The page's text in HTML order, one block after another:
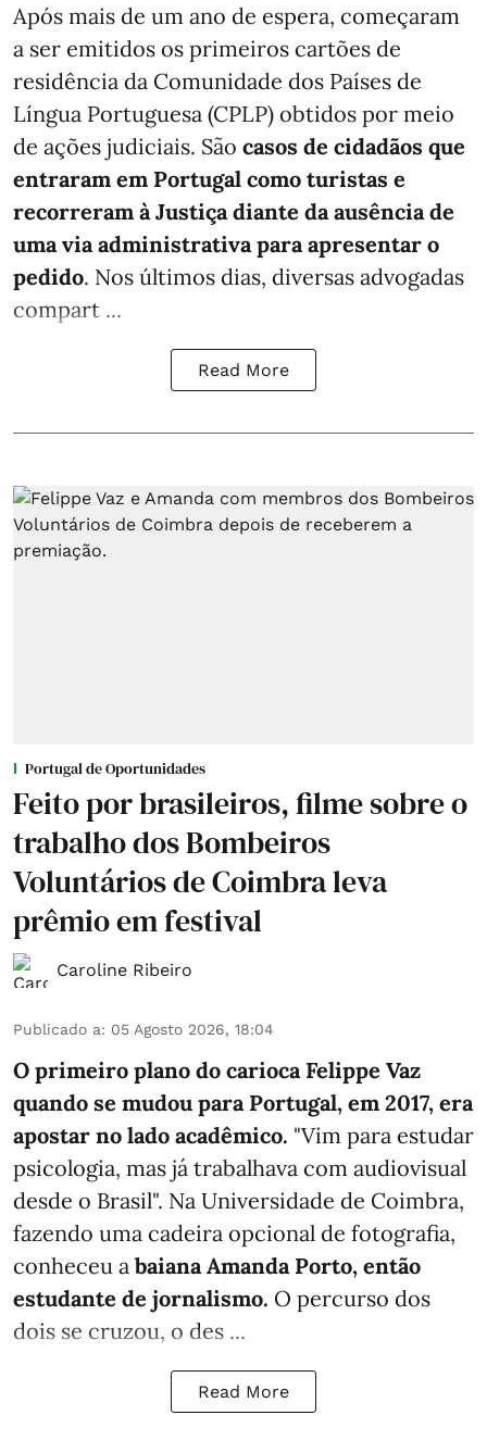
Após mais de um ano de espera, começaram
a ser emitidos os primeiros cartões de
residência da Comunidade dos Países de
Língua Portuguesa (CPLP) obtidos por meio
de ações judiciais. São casos de cidadãos que
entraram em Portugal como turistas e
recorreram à Justiça diante da ausência de
uma via administrativa para apresentar o
pedido. Nos últimos dias, diversas advogadas
compart ...
Read More
Portugal de Oportunidades
Feito por brasileiros, filme sobre o
trabalho dos Bombeiros
Voluntários de Coimbra leva
prêmio em festival
Caroline Ribeiro
Publicado a: 05 Agosto 2026, 18:04
O primeiro plano do carioca Felippe Vaz
quando se mudou para Portugal, em 2017, era
apostar no lado acadêmico. "Vim para estudar
psicologia, mas já trabalhava com audiovisual
desde o Brasil". Na Universidade de Coimbra,
fazendo uma cadeira opcional de fotografia,
conheceu a baiana Amanda Porto, então
estudante de jornalismo. O percurso dos
dois se cruzou, o des ...
Read More